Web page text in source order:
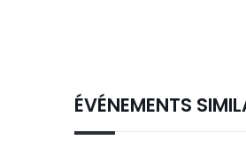
ÉVÉNEMENTS